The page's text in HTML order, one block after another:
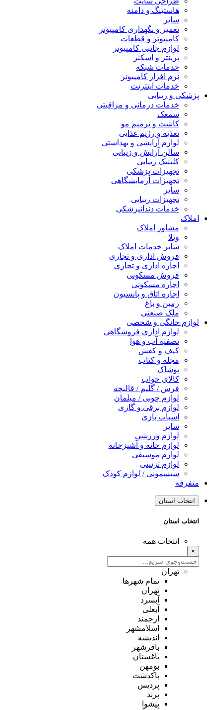
هاستینگ و دامنه
سایر
تعمیر و نگهداری کامپیوتر
کامپیوتر و قطعات
لوازم جانبی کامپیوتر
پرینتر و اسکنر
خدمات شبکه
نرم افزار کامپیوتر
خدمات اینترنت
پزشکی و زیبایی
خدمات درمانی و مراقبتی
سمعک
کاشت و ترمیم مو
تغذیه و رژیم غذایی
لوازم آرایشی و بهداشتی
سالن آرایش و زیبایی
کلینیک زیبایی
تجهیزات پزشکی
تجهیزات آزمایشگاهی
سایر
تجهیزات زیبایی
خدمات دندانپزشکی
املاک
مشاور املاک
ویلا
سایر خدمات املاک
فروش اداری و تجاری
اجاره اداری و تجاری
فروش مسکونی
اجاره مسکونی
اجاره اتاق و پانسیون
زمین و باغ
ملک صنعتی
لوازم خانگی و شخصی
لوازم اداری فروشگاهی
تصفیه آب و هوا
کیف و کفش
مجله و کتاب
پوشاک
کالای خواب
فرش / گلیم / قالیچه
لوازم چوبی / مبلمان
لوازم برقی و گازی
اسباب بازی
سایر
لوازم ورزشی
لوازم خانه و آشپزخانه
لوازم موسیقی
لوازم تزئینی
سیسمونی / لوازم کودک
متفرقه
انتخاب استان
انتخاب استان
انتخاب همه
×
تهران
تمام شهر‌ها
تهران
آبسرد
آبعلی
ارجمند
اسلامشهر
اندیشه
باقرشهر
باغستان
بومهن
پاکدشت
پردیس
پرند
پیشوا